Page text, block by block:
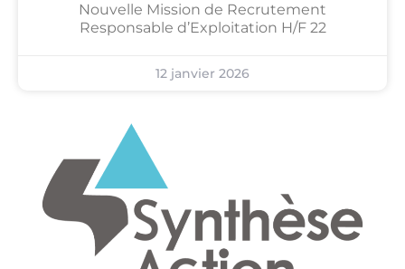
Nouvelle Mission de Recrutement
Responsable d’Exploitation H/F 22
12 janvier 2026